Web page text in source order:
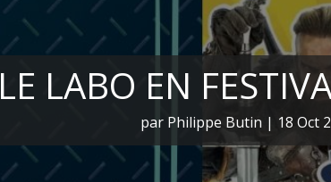
LE LABO EN
par Philippe Butin | 18 Oct